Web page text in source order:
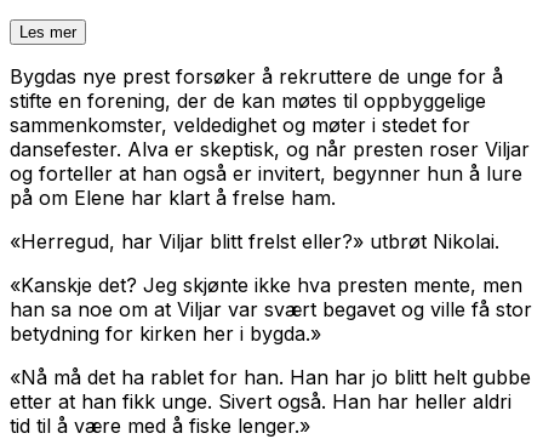
Les mer
Bygdas nye prest forsøker å rekruttere de unge for å
stifte en forening, der de kan møtes til oppbyggelige
sammenkomster, veldedighet og møter i stedet for
dansefester. Alva er skeptisk, og når presten roser Viljar
og forteller at han også er invitert, begynner hun å lure
på om Elene har klart å frelse ham.
«Herregud, har Viljar blitt frelst eller?» utbrøt Nikolai.
«Kanskje det? Jeg skjønte ikke hva presten mente, men
han sa noe om at Viljar var svært begavet og ville få stor
betydning for kirken her i bygda.»
«Nå må det ha rablet for han. Han har jo blitt helt gubbe
etter at han fikk unge. Sivert også. Han har heller aldri
tid til å være med å fiske lenger.»